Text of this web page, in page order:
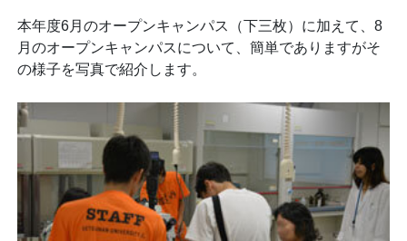
本年度6月のオープンキャンパス（下三枚）に加えて、8
月のオープンキャンパスについて、簡単でありますがそ
の様子を写真で紹介します。